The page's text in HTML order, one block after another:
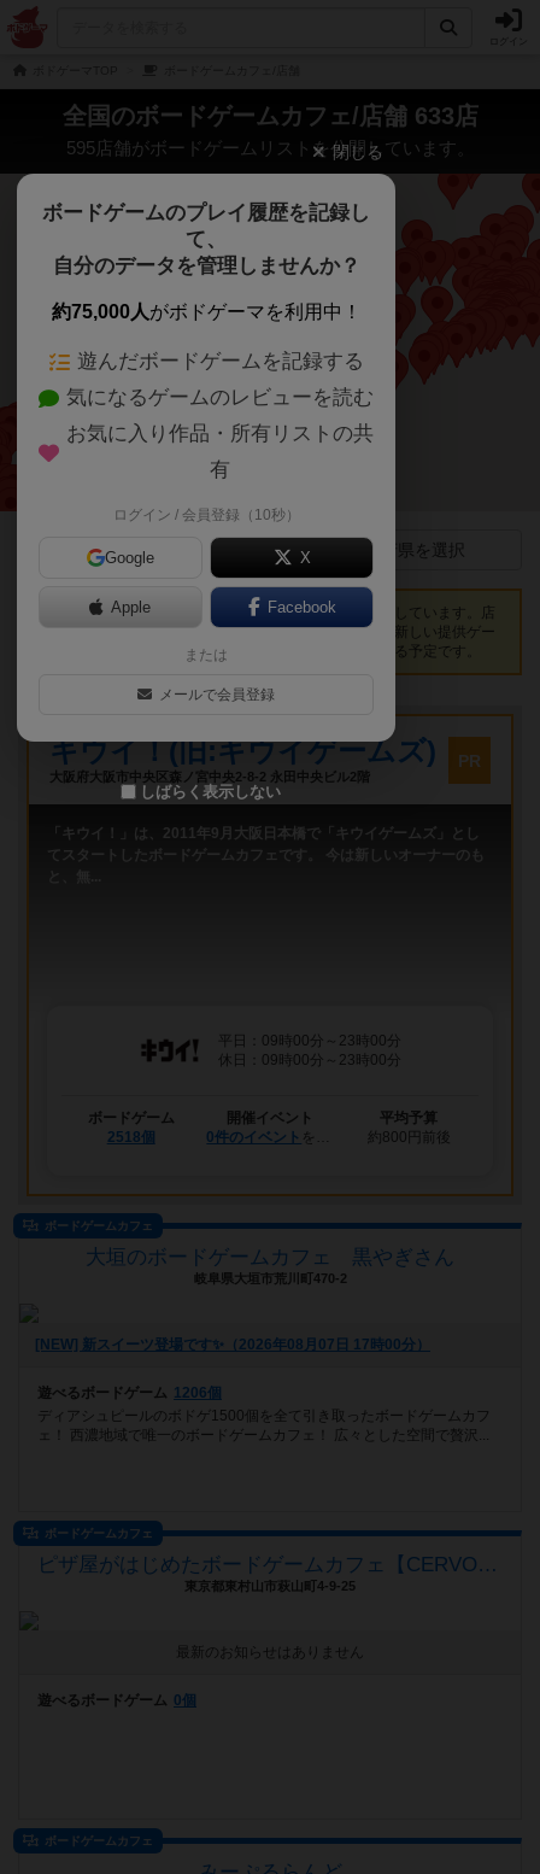
全国のボードゲームカフェ/店舗 633店
595店舗がボードゲームリストを公開しています。
店舗イベント一覧 都道府県を選択
ボードゲームを遊べるカフェ・プレイスペース等を掲載しています。店
舗をフォローしておくと、開催イベント・ブログ更新・新しい提供ゲー
ムが登録された際に、マイページで通知されるようになる予定です。
キウイ！(旧:キウイゲームズ)
大阪府大阪市中央区森ノ宮中央2-8-2 永田中央ビル2階
PR
「キウイ！」は、2011年9月大阪日本橋で「キウイゲームズ」とし
てスタートしたボードゲームカフェです。 今は新しいオーナーのも
平日：09時00分～23時00分
休日：09時00分～23時00分
ボードゲーム
2518個
開催イベント
0件のイベント を予定
平均予算
約800円前後
ボードゲームカフェ
大垣のボードゲームカフェ 黒やぎさん
岐阜県大垣市荒川町470-2
[NEW] 新スイーツ登場です✨️（2026年08月07日 17時00分）
遊べるボードゲーム 1206個
ディアシュピールのボドゲ1500個を全て引き取ったボードゲームカフ
ェ！ 西濃地域で唯一のボードゲームカフェ！ 広々とした空間で贅沢...
ボードゲームカフェ
ピザ屋がはじめたボードゲームカフェ【CERVO HOUSE】
東京都東村山市萩山町4-9-25
最新のお知らせはありません
遊べるボードゲーム 0個
ボードゲームカフェ
閉じる
ボードゲームのプレイ履歴を記録し
て、
自分のデータを管理しませんか？
約75,000人がボドゲーマを利用中！
遊んだボードゲームを記録する
気になるゲームのレビューを読む
お気に入り作品・所有リストの共
有
ログイン / 会員登録（10秒）
Google X
Apple Facebook
または
メールで会員登録
しばらく表示しない